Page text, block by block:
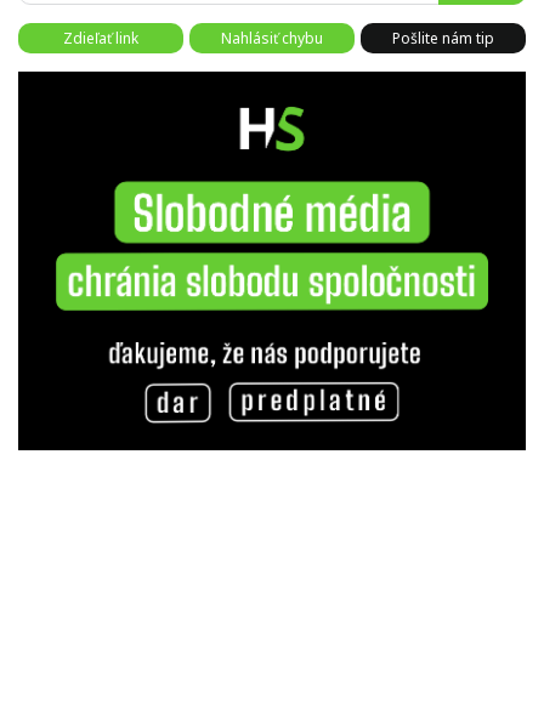
Zdieľať link Nahlásiť chybu Pošlite nám tip